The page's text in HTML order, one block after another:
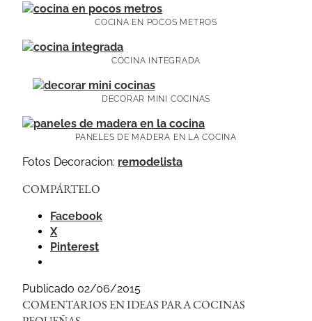
COCINA EN POCOS METROS
COCINA INTEGRADA
DECORAR MINI COCINAS
PANELES DE MADERA EN LA COCINA
Fotos Decoracion: remodelista
COMPÁRTELO
Facebook
X
Pinterest
Publicado 02/06/2015
COMENTARIOS EN IDEAS PARA COCINAS